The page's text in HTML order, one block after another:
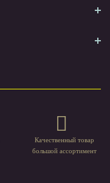
Качественный товар
большой ассортимент